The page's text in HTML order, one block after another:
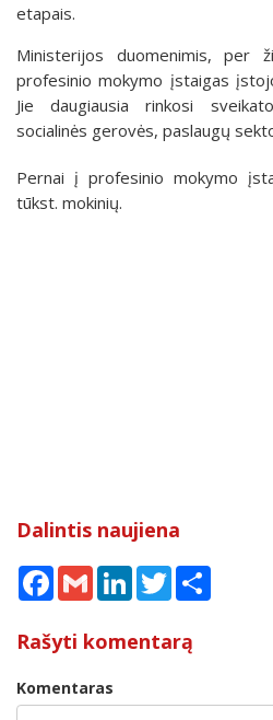
etapais.
Ministerijos duomenimis, per
profesinio mokymo įstaigas
Jie daugiausia rinkosi
socialinės gerovės, paslaugų
Pernai į profesinio mokymo
tūkst. mokinių.
Dalintis naujiena
Facebook
Gmail LinkedInTwitter
Rašyti komentarą
Komentaras